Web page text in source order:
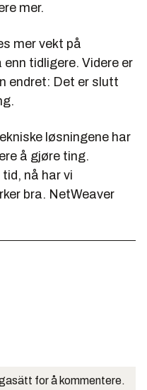
mer.
mer vekt på
tidligere. Videre er
endret: Det er slutt
løsningene har
å gjøre ting.
nå har vi
bra. NetWeaver
for å kommentere.